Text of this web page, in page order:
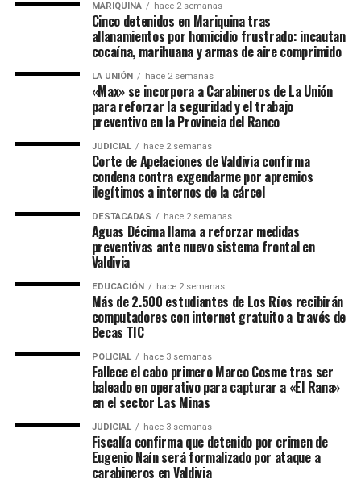
MARIQUINA hace 2 semanas
Cinco detenidos en Mariquina tras
allanamientos por homicidio frustrado: incautan
cocaína, marihuana y armas de aire comprimido
LA UNIÓN hace 2 semanas
«Max» se incorpora a Carabineros de La Unión
para reforzar la seguridad y el trabajo
preventivo en la Provincia del Ranco
JUDICIAL hace 2 semanas
Corte de Apelaciones de Valdivia confirma
condena contra exgendarme por apremios
ilegítimos a internos de la cárcel
DESTACADAS hace 2 semanas
Aguas Décima llama a reforzar medidas
preventivas ante nuevo sistema frontal en
Valdivia
EDUCACIÓN hace 2 semanas
Más de 2.500 estudiantes de Los Ríos recibirán
computadores con internet gratuito a través de
Becas TIC
POLICIAL hace 3 semanas
Fallece el cabo primero Marco Cosme tras ser
baleado en operativo para capturar a «El Rana»
en el sector Las Minas
JUDICIAL hace 3 semanas
Fiscalía confirma que detenido por crimen de
Eugenio Naín será formalizado por ataque a
carabineros en Valdivia